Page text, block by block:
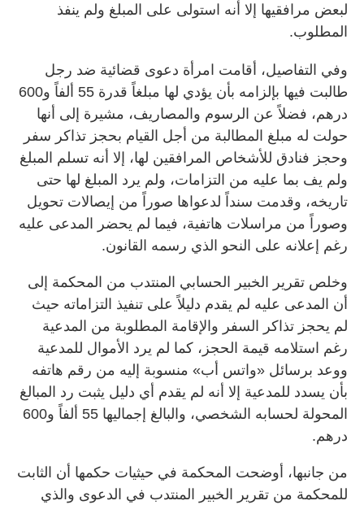
لبعض مرافقيها إلا أنه استولى على المبلغ ولم ينفذ
المطلوب.
وفي التفاصيل، أقامت امرأة دعوى قضائية ضد رجل
طالبت فيها بإلزامه بأن يؤدي لها مبلغاً قدرة 55 ألفاً و600
درهم، فضلاً عن الرسوم والمصاريف، مشيرة إلى أنها
حولت له مبلغ المطالبة من أجل القيام بحجز تذاكر سفر
وحجز فنادق للأشخاص المرافقين لها، إلا أنه تسلم المبلغ
ولم يف بما عليه من التزامات، ولم يرد المبلغ لها حتى
تاريخه، وقدمت سنداً لدعواها صوراً من إيصالات تحويل
وصوراً من مراسلات هاتفية، فيما لم يحضر المدعى عليه
رغم إعلانه على النحو الذي رسمه القانون.
وخلص تقرير الخبير الحسابي المنتدب من المحكمة إلى
أن المدعى عليه لم يقدم دليلاً على تنفيذ التزاماته حيث
لم يحجز تذاكر السفر والإقامة المطلوبة من المدعية
رغم استلامه قيمة الحجز، كما لم يرد الأموال للمدعية
ووعد برسائل «واتس أب» منسوبة إليه من رقم هاتفه
بأن يسدد للمدعية إلا أنه لم يقدم أي دليل يثبت رد المبالغ
المحولة لحسابه الشخصي، والبالغ إجماليها 55 ألفاً و600
درهم.
من جانبها، أوضحت المحكمة في حيثيات حكمها أن الثابت
للمحكمة من تقرير الخبير المنتدب في الدعوى والذي